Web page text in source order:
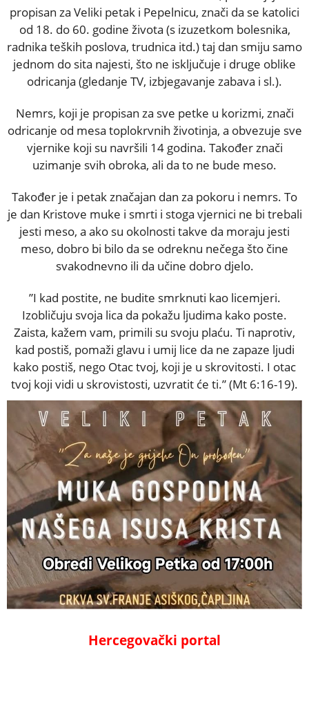
propisan za Veliki petak i Pepelnicu, znači da se katolici
od 18. do 60. godine života (s izuzetkom bolesnika,
radnika teških poslova, trudnica itd.) taj dan smiju samo
jednom do sita najesti, što ne isključuje i druge oblike
odricanja (gledanje TV, izbjegavanje zabava i sl.).
Nemrs, koji je propisan za sve petke u korizmi, znači
odricanje od mesa toplokrvnih životinja, a obvezuje sve
vjernike koji su navršili 14 godina. Također znači
uzimanje svih obroka, ali da to ne bude meso.
Također je i petak značajan dan za pokoru i nemrs. To
je dan Kristove muke i smrti i stoga vjernici ne bi trebali
jesti meso, a ako su okolnosti takve da moraju jesti
meso, dobro bi bilo da se odreknu nečega što čine
svakodnevno ili da učine dobro djelo.
”I kad postite, ne budite smrknuti kao licemjeri.
Izobličuju svoja lica da pokažu ljudima kako poste.
Zaista, kažem vam, primili su svoju plaću. Ti naprotiv,
kad postiš, pomaži glavu i umij lice da ne zapaze ljudi
kako postiš, nego Otac tvoj, koji je u skrovitosti. I otac
tvoj koji vidi u skrovistosti, uzvratit će ti.” (Mt 6:16-19).
Hercegovački portal